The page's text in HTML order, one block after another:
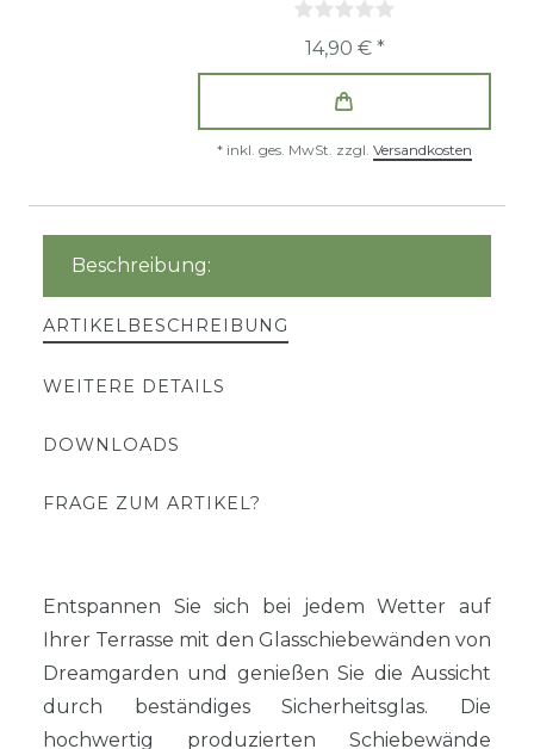
14,90 € *
* inkl. ges. MwSt. zzgl. Versandkosten
Beschreibung:
ARTIKELBESCHREIBUNG
WEITERE DETAILS
DOWNLOADS
FRAGE ZUM ARTIKEL?
Entspannen Sie sich bei jedem Wetter auf
Ihrer Terrasse mit den Glasschiebewänden von
Dreamgarden und genießen Sie die Aussicht
durch beständiges Sicherheitsglas. Die
hochwertig produzierten Schiebewände